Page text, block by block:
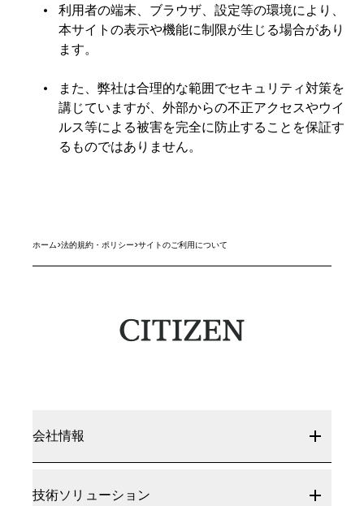
利用者の端末、ブラウザ、設定等の環境により、
本サイトの表示や機能に制限が生じる場合があり
ます。
また、弊社は合理的な範囲でセキュリティ対策を
講じていますが、外部からの不正アクセスやウイ
ルス等による被害を完全に防止することを保証す
るものではありません。
ホーム>法的規約・ポリシー>サイトのご利用について
会社情報
技術ソリューション